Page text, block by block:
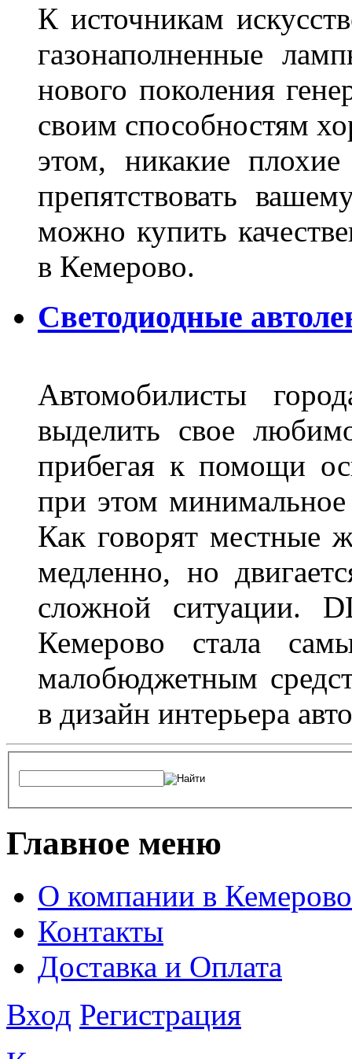
К источникам
газонаполненные
нового поколения
своим способностям
этом, никакие
препятствовать
можно купить
в Кемерово.
Светодиодные
Автомобилисты
выделить свое
прибегая к помощи
при этом минимальное
Как говорят местные
медленно, но
сложной ситуации.
Кемерово стала
малобюджетным
в дизайн интерьера
Главное меню
О компании в Кемерово
Контакты
Доставка и Оплата
Вход Регистрация